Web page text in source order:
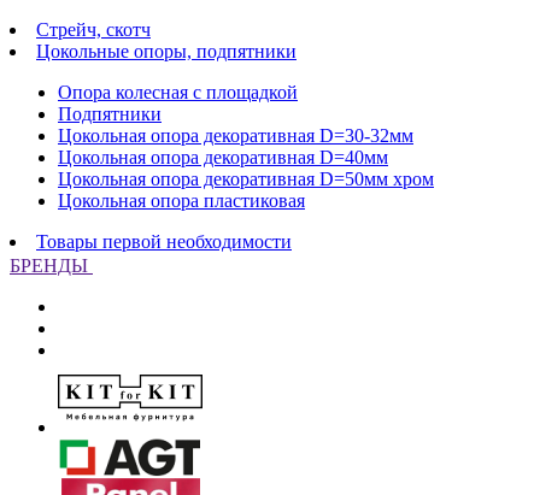
Стрейч, скотч
Цокольные опоры, подпятники
Опора колесная с площадкой
Подпятники
Цокольная опора декоративная D=30-32мм
Цокольная опора декоративная D=40мм
Цокольная опора декоративная D=50мм хром
Цокольная опора пластиковая
Товары первой необходимости
БРЕНДЫ